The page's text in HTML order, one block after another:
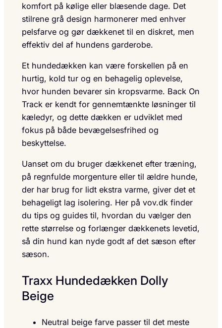
komfort på kølige eller blæsende dage. Det
stilrene grå design harmonerer med enhver
pelsfarve og gør dækkenet til en diskret, men
effektiv del af hundens garderobe.
Et hundedækken kan være forskellen på en
hurtig, kold tur og en behagelig oplevelse,
hvor hunden bevarer sin kropsvarme. Back On
Track er kendt for gennemtænkte løsninger til
kæledyr, og dette dækken er udviklet med
fokus på både bevægelsesfrihed og
beskyttelse.
Uanset om du bruger dækkenet efter træning,
på regnfulde morgenture eller til ældre hunde,
der har brug for lidt ekstra varme, giver det et
behageligt lag isolering. Her på vov.dk finder
du tips og guides til, hvordan du vælger den
rette størrelse og forlænger dækkenets levetid,
så din hund kan nyde godt af det sæson efter
sæson.
Traxx Hundedækken Dolly
Beige
Neutral beige farve passer til det meste